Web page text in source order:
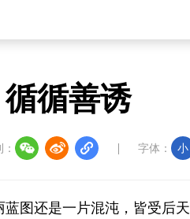
循善诱
字体： 小
图还是一片混沌，皆受后